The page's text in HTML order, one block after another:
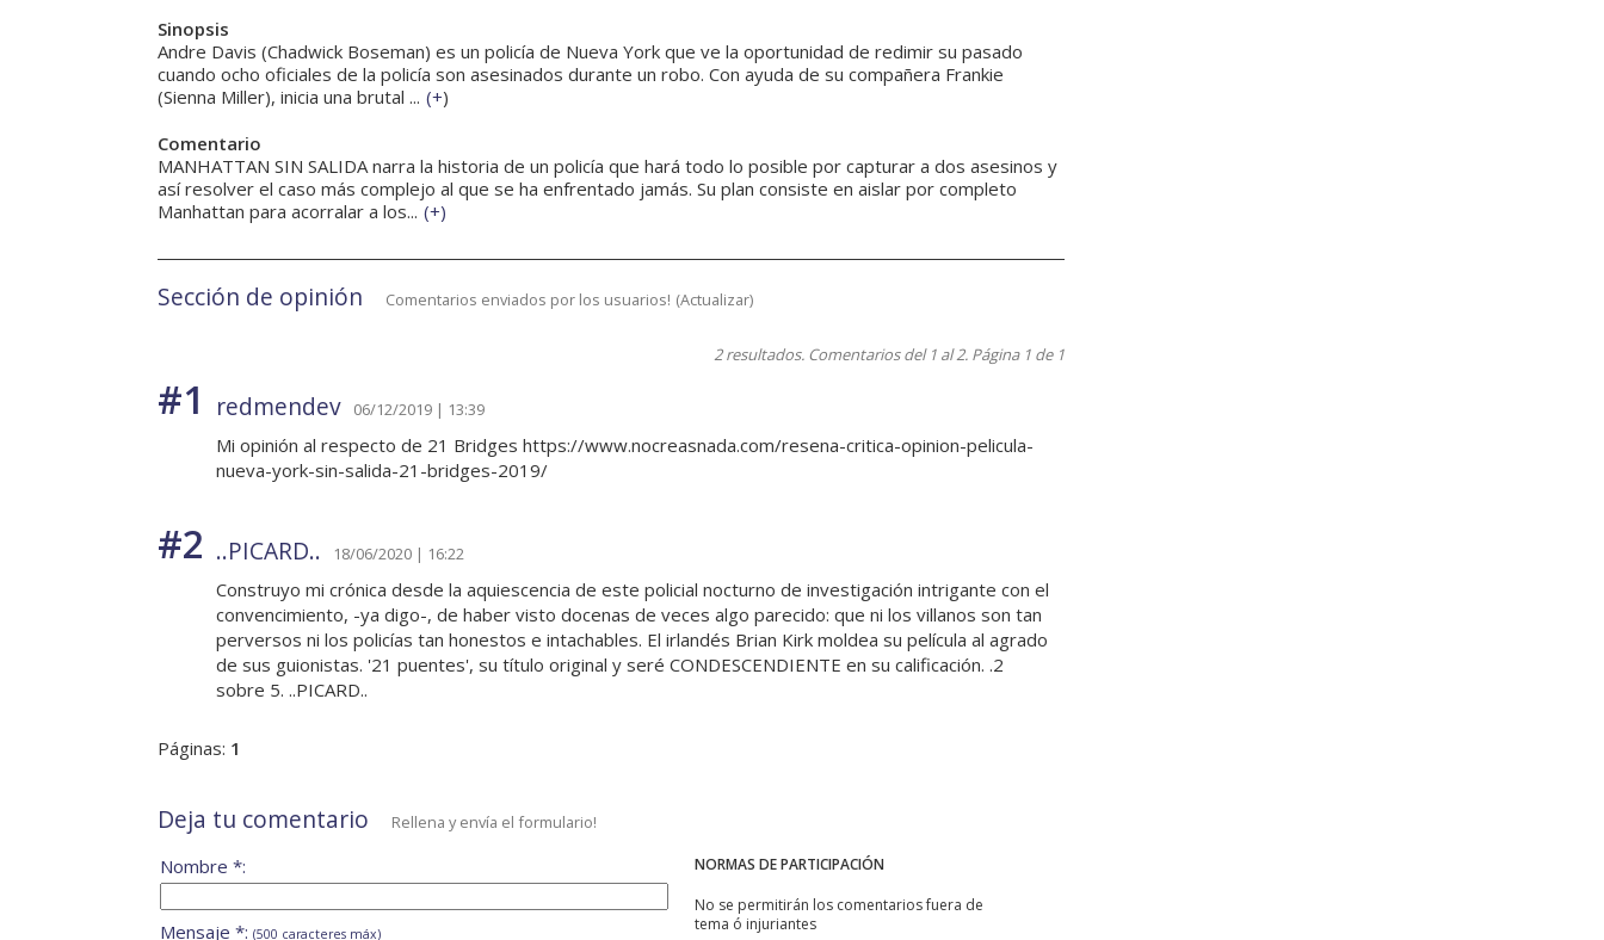
Sinopsis
Andre Davis (Chadwick Boseman) es un policía de Nueva York que ve la oportunidad de redimir su pasado
cuando ocho oficiales de la policía son asesinados durante un robo. Con ayuda de su compañera Frankie
(Sienna Miller), inicia una brutal ... (+)
Comentario
MANHATTAN SIN SALIDA narra la historia de un policía que hará todo lo posible por capturar a dos asesinos y
así resolver el caso más complejo al que se ha enfrentado jamás. Su plan consiste en aislar por completo
Manhattan para acorralar a los... (+)
Sección de opinión Comentarios enviados por los usuarios! (Actualizar)
2 resultados. Comentarios del 1 al 2. Página 1 de 1
#1 redmendev 06/12/2019 | 13:39
Mi opinión al respecto de 21 Bridges https://www.nocreasnada.com/resena-critica-opinion-pelicula-
nueva-york-sin-salida-21-bridges-2019/
#2 ..PICARD.. 18/06/2020 | 16:22
Construyo mi crónica desde la aquiescencia de este policial nocturno de investigación intrigante con el
convencimiento, -ya digo-, de haber visto docenas de veces algo parecido: que ni los villanos son tan
perversos ni los policías tan honestos e intachables. El irlandés Brian Kirk moldea su película al agrado
de sus guionistas. '21 puentes', su título original y seré CONDESCENDIENTE en su calificación. .2
sobre 5. ..PICARD..
Páginas: 1
Deja tu comentario Rellena y envía el formulario!
NORMAS DE PARTICIPACIÓN
No se permitirán los comentarios fuera de
tema ó injuriantes
Nombre *:
Mensaje *: (500 caracteres máx)